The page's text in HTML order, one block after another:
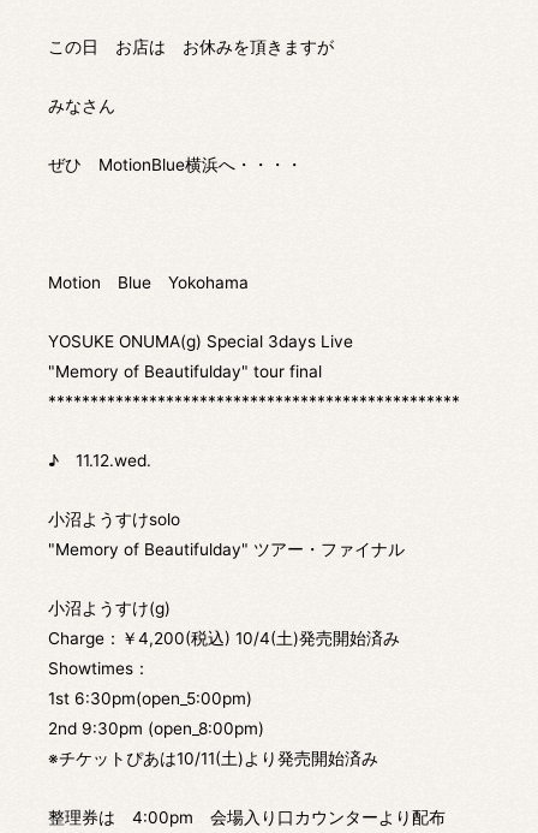
この日 お店は お休みを頂きますが
みなさん
ぜひ MotionBlue横浜へ・・・・
Motion Blue Yokohama
YOSUKE ONUMA(g) Special 3days Live
"Memory of Beautifulday" tour final
*************************************************
♪ 11.12.wed.
小沼ようすけsolo
"Memory of Beautifulday" ツアー・ファイナル
小沼ようすけ(g)
Charge：￥4,200(税込) 10/4(土)発売開始済み
Showtimes：
1st 6:30pm(open_5:00pm)
2nd 9:30pm (open_8:00pm)
※チケットぴあは10/11(土)より発売開始済み
整理券は 4:00pm 会場入り口カウンターより配布